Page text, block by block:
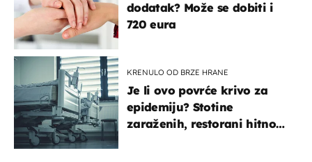
dodatak? Može se dobiti i
720 eura
KRENULO OD BRZE HRANE
Je li ovo povrće krivo za
epidemiju? Stotine
zaraženih, restorani hitno